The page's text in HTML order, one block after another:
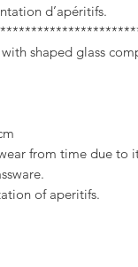
d’apéritifs.
shaped glass
from time due to
of aperitifs.